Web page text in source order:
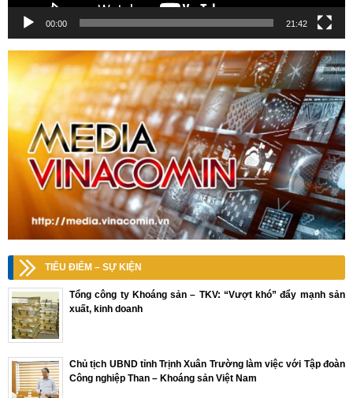
00:00 21:42
TIÊU ĐIỂM – SỰ KIỆN
Tổng công ty Khoáng sản – TKV: “Vượt khó” đẩy mạnh sản
xuất, kinh doanh
Chủ tịch UBND tỉnh Trịnh Xuân Trường làm việc với Tập đoàn
Công nghiệp Than – Khoáng sản Việt Nam